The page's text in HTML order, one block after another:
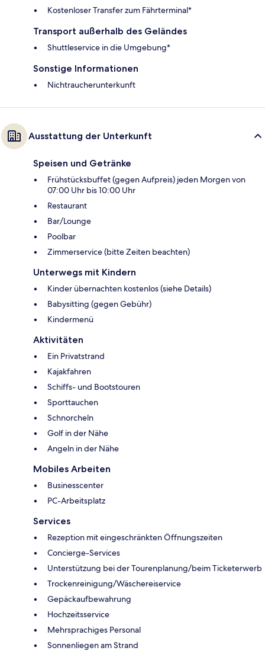
Kostenloser Transfer zum Fährterminal*
Transport außerhalb des Geländes
Shuttleservice in die Umgebung*
Sonstige Informationen
Nichtraucherunterkunft
Ausstattung der Unterkunft
Speisen und Getränke
Frühstücksbuffet (gegen Aufpreis) jeden Morgen von
07:00 Uhr bis 10:00 Uhr
Restaurant
Bar/Lounge
Poolbar
Zimmerservice (bitte Zeiten beachten)
Unterwegs mit Kindern
Kinder übernachten kostenlos (siehe Details)
Babysitting (gegen Gebühr)
Kindermenü
Aktivitäten
Ein Privatstrand
Kajakfahren
Schiffs- und Bootstouren
Sporttauchen
Schnorcheln
Golf in der Nähe
Angeln in der Nähe
Mobiles Arbeiten
Businesscenter
PC-Arbeitsplatz
Services
Rezeption mit eingeschränkten Öffnungszeiten
Concierge-Services
Unterstützung bei der Tourenplanung/beim Ticketerwerb
Trockenreinigung/Wäschereiservice
Gepäckaufbewahrung
Hochzeitsservice
Mehrsprachiges Personal
Sonnenliegen am Strand